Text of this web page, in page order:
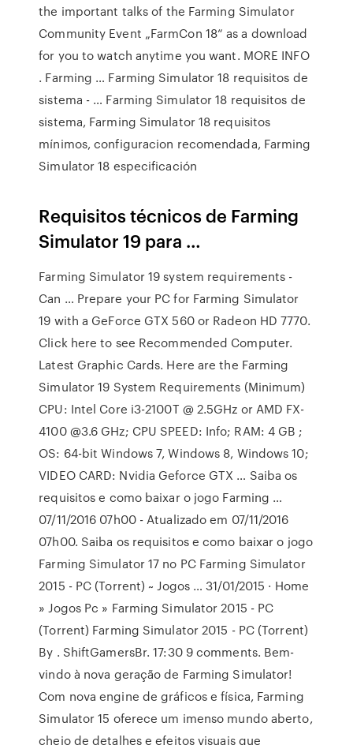
the important talks of the Farming Simulator
Community Event „FarmCon 18“ as a download
for you to watch anytime you want. MORE INFO
. Farming … Farming Simulator 18 requisitos de
sistema - … Farming Simulator 18 requisitos de
sistema, Farming Simulator 18 requisitos
mínimos, configuracion recomendada, Farming
Simulator 18 especificación
Requisitos técnicos de Farming
Simulator 19 para …
Farming Simulator 19 system requirements -
Can … Prepare your PC for Farming Simulator
19 with a GeForce GTX 560 or Radeon HD 7770.
Click here to see Recommended Computer.
Latest Graphic Cards. Here are the Farming
Simulator 19 System Requirements (Minimum)
CPU: Intel Core i3-2100T @ 2.5GHz or AMD FX-
4100 @3.6 GHz; CPU SPEED: Info; RAM: 4 GB ;
OS: 64-bit Windows 7, Windows 8, Windows 10;
VIDEO CARD: Nvidia Geforce GTX … Saiba os
requisitos e como baixar o jogo Farming …
07/11/2016 07h00 - Atualizado em 07/11/2016
07h00. Saiba os requisitos e como baixar o jogo
Farming Simulator 17 no PC Farming Simulator
2015 - PC (Torrent) ~ Jogos … 31/01/2015 · Home
» Jogos Pc » Farming Simulator 2015 - PC
(Torrent) Farming Simulator 2015 - PC (Torrent)
By . ShiftGamersBr. 17:30 9 comments. Bem-
vindo à nova geração de Farming Simulator!
Com nova engine de gráficos e física, Farming
Simulator 15 oferece um imenso mundo aberto,
cheio de detalhes e efeitos visuais que